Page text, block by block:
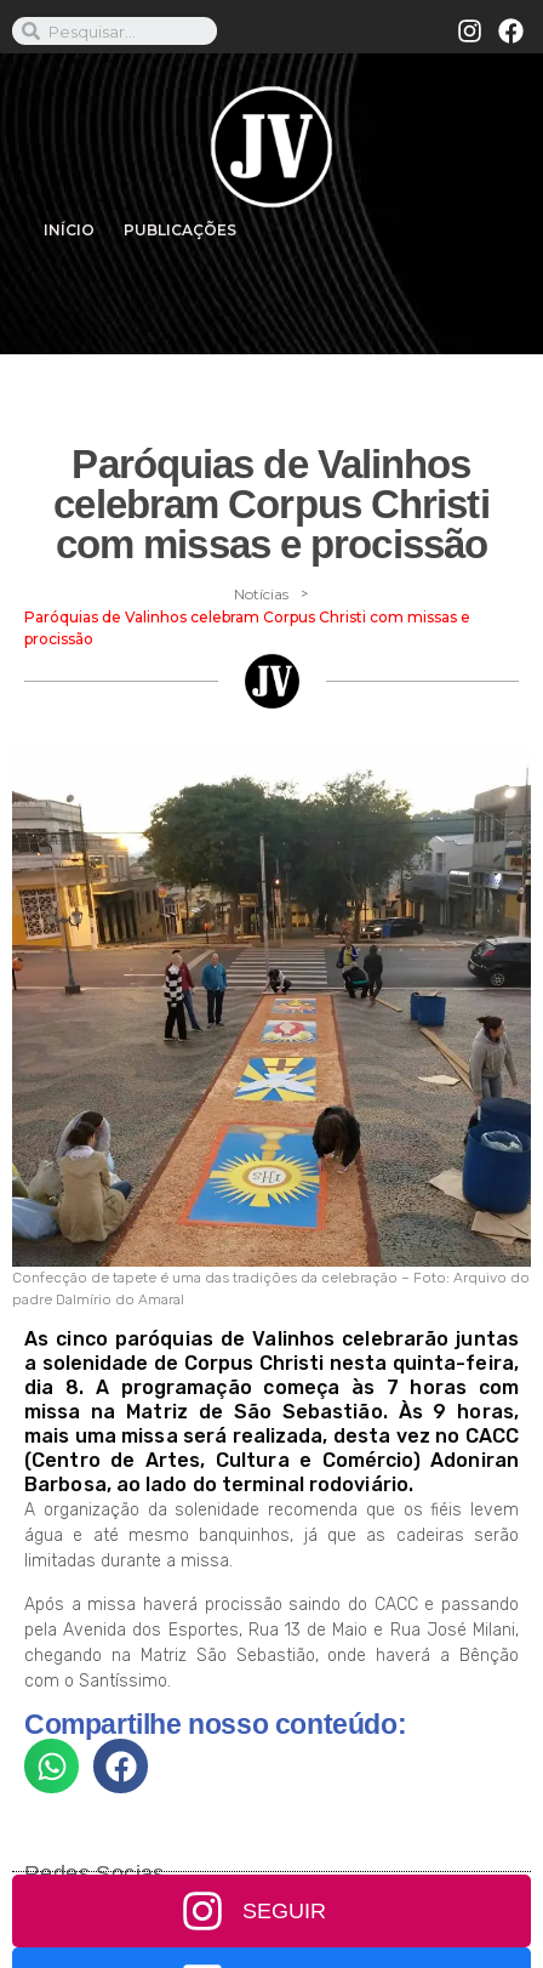
INÍCIO PUBLICAÇÕES
Paróquias de Valinhos
celebram Corpus Christi
com missas e procissão
Notícias >
Paróquias de Valinhos celebram Corpus Christi com missas e
procissão
Confecção de tapete é uma das tradições da celebração – Foto: Arquivo do
padre Dalmírio do Amaral
As cinco paróquias de Valinhos celebrarão juntas
a solenidade de Corpus Christi nesta quinta-feira,
dia 8. A programação começa às 7 horas com
missa na Matriz de São Sebastião. Às 9 horas,
mais uma missa será realizada, desta vez no CACC
(Centro de Artes, Cultura e Comércio) Adoniran
Barbosa, ao lado do terminal rodoviário.
A organização da solenidade recomenda que os fiéis levem
água e até mesmo banquinhos, já que as cadeiras serão
limitadas durante a missa.
Após a missa haverá procissão saindo do CACC e passando
pela Avenida dos Esportes, Rua 13 de Maio e Rua José Milani,
chegando na Matriz São Sebastião, onde haverá a Bênção
com o Santíssimo.
Compartilhe nosso conteúdo:
Redes Socias
SEGUIR